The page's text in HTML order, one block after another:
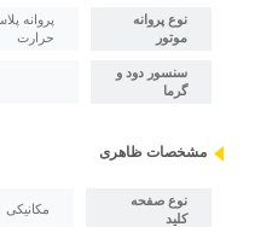
نوع پروانه
موتور
پروانه
حرارت
سنسور دود و
گرما
مشخصات ظاهری
نوع صفحه
کلید
مکانیکی